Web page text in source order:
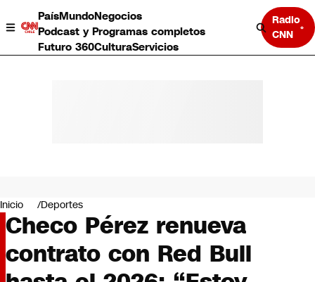
PaísMundoNegocios
Podcast y Programas completos
Futuro 360CulturaServicios
Radio
CNN
Negocios
Deportes
Programas completos
Cultura
Servicios
Inicio Deportes
Checo Pérez renueva
contrato con Red Bull